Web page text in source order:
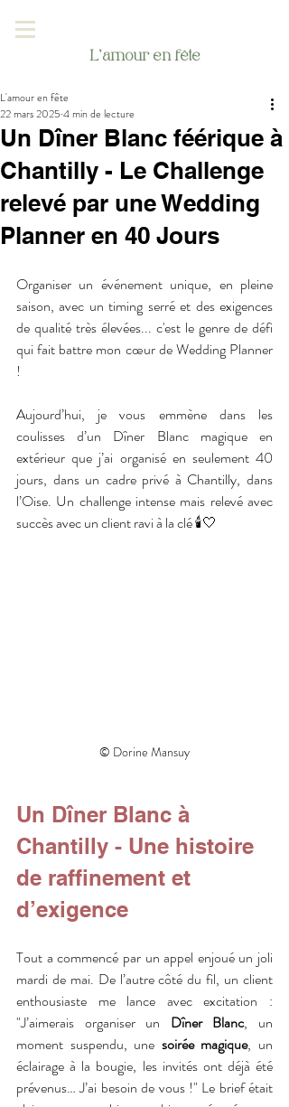
L'amour en fête
Un Dîner Blanc féérique à
Chantilly - Le Challenge
relevé par une Wedding
Planner en 40 Jours
L'amour en fête
22 mars 2025 4 min de lecture
Organiser un événement unique, en pleine
saison, avec un timing serré et des exigences
de qualité très élevées... c'est le genre de défi
qui fait battre mon cœur de Wedding Planner
!
Aujourd’hui, je vous emmène dans les
coulisses d’un Dîner Blanc magique en
extérieur que j’ai organisé en seulement 40
jours, dans un cadre privé à Chantilly, dans
l’Oise. Un challenge intense mais relevé avec
succès avec un client ravi à la clé 🕯️🤍
© Dorine Mansuy
Un Dîner Blanc à
Chantilly - Une histoire
de raffinement et
d’exigence
Tout a commencé par un appel enjoué un joli
mardi de mai. De l’autre côté du fil, un client
enthousiaste me lance avec excitation :
"J’aimerais organiser un Dîner Blanc, un
moment suspendu, une soirée magique, un
éclairage à la bougie, les invités ont déjà été
prévenus… J’ai besoin de vous !" Le brief était